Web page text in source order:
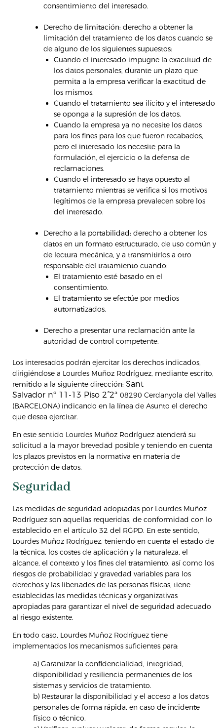
consentimiento del interesado.
Derecho de limitación: derecho a obtener la
limitación del tratamiento de los datos cuando se
de alguno de los siguientes supuestos:
Cuando el interesado impugne la exactitud de
los datos personales, durante un plazo que
permita a la empresa verificar la exactitud de
los mismos.
Cuando el tratamiento sea ilícito y el interesado
se oponga a la supresión de los datos.
Cuando la empresa ya no necesite los datos
para los fines para los que fueron recabados,
pero el interesado los necesite para la
formulación, el ejercicio o la defensa de
reclamaciones.
Cuando el interesado se haya opuesto al
tratamiento mientras se verifica si los motivos
legítimos de la empresa prevalecen sobre los
del interesado.
Derecho a la portabilidad: derecho a obtener los
datos en un formato estructurado, de uso común y
de lectura mecánica, y a transmitirlos a otro
responsable del tratamiento cuando:
El tratamiento esté basado en el
consentimiento.
El tratamiento se efectúe por medios
automatizados.
Derecho a presentar una reclamación ante la
autoridad de control competente.
Los interesados podrán ejercitar los derechos indicados,
dirigiéndose a Lourdes Muñoz Rodríguez, mediante escrito,
remitido a la siguiente dirección: Sant
Salvador nº 11-13 Piso 2°2ª 08290 Cerdanyola del Valles
(BARCELONA) indicando en la línea de Asunto el derecho
que desea ejercitar.
En este sentido Lourdes Muñoz Rodríguez atenderá su
solicitud a la mayor brevedad posible y teniendo en cuenta
los plazos previstos en la normativa en materia de
protección de datos.
Seguridad
Las medidas de seguridad adoptadas por Lourdes Muñoz
Rodríguez son aquellas requeridas, de conformidad con lo
establecido en el artículo 32 del RGPD. En este sentido,
Lourdes Muñoz Rodríguez, teniendo en cuenta el estado de
la técnica, los costes de aplicación y la naturaleza, el
alcance, el contexto y los fines del tratamiento, así como los
riesgos de probabilidad y gravedad variables para los
derechos y las libertades de las personas físicas, tiene
establecidas las medidas técnicas y organizativas
apropiadas para garantizar el nivel de seguridad adecuado
al riesgo existente.
En todo caso, Lourdes Muñoz Rodríguez tiene
implementados los mecanismos suficientes para:
a) Garantizar la confidencialidad, integridad,
disponibilidad y resiliencia permanentes de los
sistemas y servicios de tratamiento.
b) Restaurar la disponibilidad y el acceso a los datos
personales de forma rápida, en caso de incidente
físico o técnico.